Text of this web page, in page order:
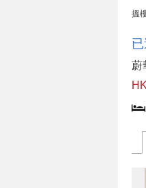
搵
蔚